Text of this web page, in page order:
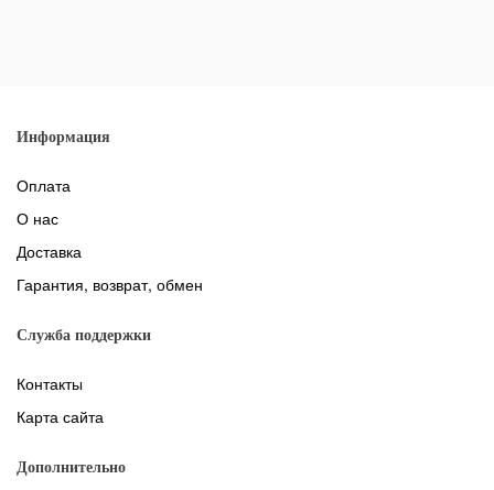
Информация
Оплата
О нас
Доставка
Гарантия, возврат, обмен
Служба поддержки
Контакты
Карта сайта
Дополнительно